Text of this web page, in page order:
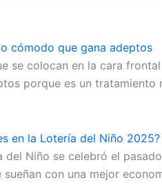
cómodo que gana adeptos
se colocan en la cara
porque es un
en la Lotería del Niño 2025?
Niño se celebró el
con una mejor